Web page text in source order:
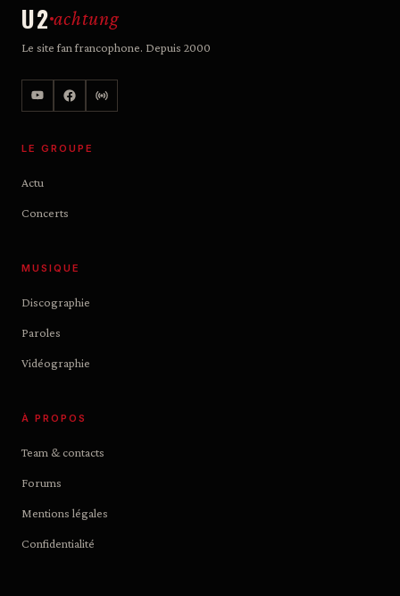
U2 achtung
Le site fan francophone. Depuis 2000
LE GROUPE
Actu
Concerts
MUSIQUE
Discographie
Paroles
Vidéographie
À PROPOS
Team & contacts
Forums
Mentions légales
Confidentialité